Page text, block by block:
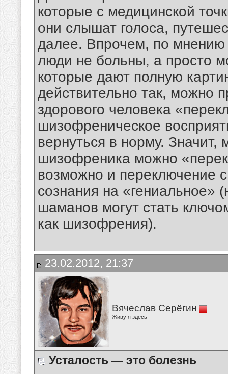
которые с медицинской
они слышат голоса,
далее. Впрочем, по мнению
люди не больны, а просто
которые дают полную
действительно так, можно
здорового человека
шизофреническое
вернуться в норму.
шизофреника можно
возможно и переключение
сознания на «гениальное»
шаманов могут стать
как шизофрения).
23.02.2012, 21:37
Вячеслав Серёгин
Живу я здесь
Усталость — это болезнь